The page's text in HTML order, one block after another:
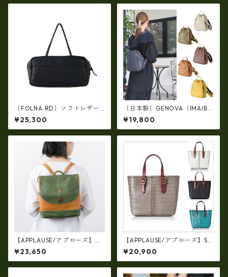
〔FOLNA RD〕ソフトレザー
横型ワイドボストンバッグ・f
o-083306
¥25,300
〔日本製〕GENOVA（IMAIBA
G）牛革製・シュリンクヌメ
Ｗジッパー・コンパクトリュ
ック ir-2858
¥19,800
【APPLAUSE/アプローズ】レ
ザー コンビフラップ リュック
（日本製）ap-5012
¥23,650
【APPLAUSE/アプローズ】SA
FARI series 型押し クロコ レ
ザー トート ap-3739
¥20,900